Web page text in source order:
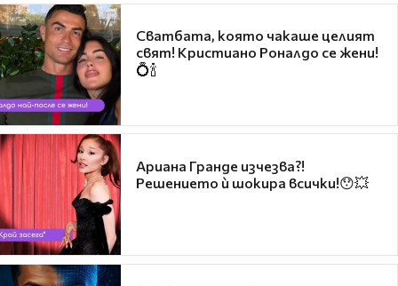
Сватбата, която чакаше целият
свят! Кристиано Роналдо се жени!
💍🍾
Ариана Гранде изчезва?!
Решението ѝ шокира всички!😯💥